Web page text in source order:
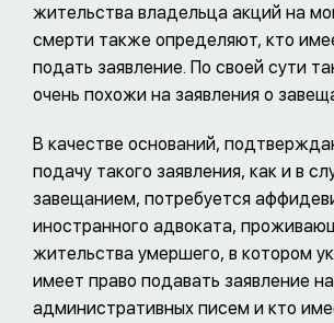
жительства владельца акций на
смерти также определяют, кто
подать заявление. По своей сути
очень похожи на заявления о
В качестве оснований,
подачу такого заявления, как и в
завещанием, потребуется
иностранного адвоката,
жительства умершего, в котором
имеет право подавать заявление
административных писем и кто